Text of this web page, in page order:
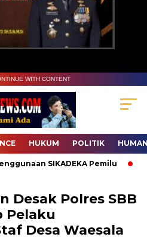
WITH CONTENT
HUKUM POLITIK
SIKADEKA Pemilu
Desak Polres SBB
Pelaku
Desa Waesala